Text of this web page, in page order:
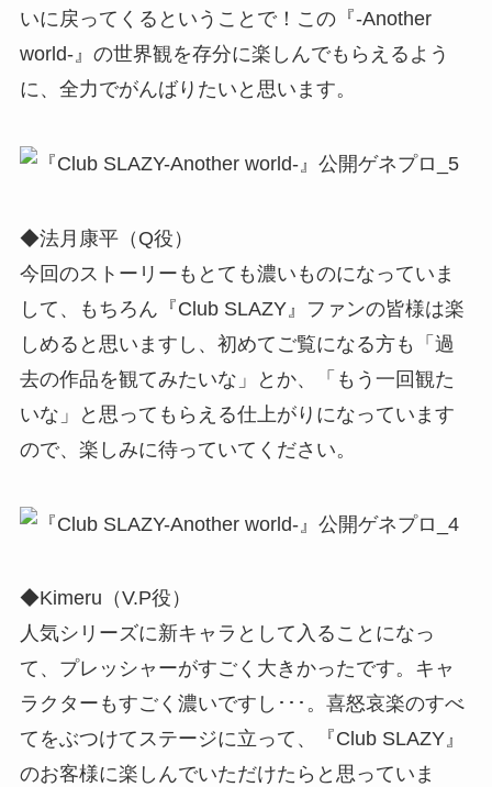
いに戻ってくるということで！この『-Another
world-』の世界観を存分に楽しんでもらえるよう
に、全力でがんばりたいと思います。
◆法月康平（Q役）
今回のストーリーもとても濃いものになっていま
して、もちろん『Club SLAZY』ファンの皆様は楽
しめると思いますし、初めてご覧になる方も「過
去の作品を観てみたいな」とか、「もう一回観た
いな」と思ってもらえる仕上がりになっています
ので、楽しみに待っていてください。
◆Kimeru（V.P役）
人気シリーズに新キャラとして入ることになっ
て、プレッシャーがすごく大きかったです。キャ
ラクターもすごく濃いですし･･･。喜怒哀楽のすべ
てをぶつけてステージに立って、『Club SLAZY』
のお客様に楽しんでいただけたらと思っていま